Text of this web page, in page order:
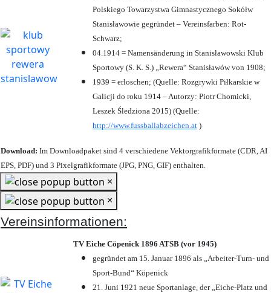
Polskiego Towarzystwa Gimnastycznego Sokółw
Stanisławowie gegründet – Vereinsfarben: Rot-
Schwarz;
04.1914 = Namensänderung in Stanisławowski Klub
Sportowy (S. K. S.) „Rewera“ Stanisławów von 1908;
1939 = erloschen; (Quelle: Rozgrywki Piłkarskie w
Galicji do roku 1914 – Autorzy: Piotr Chomicki,
Leszek Śledziona 2015) (Quelle:
http://www.fussballabzeichen.at )
Download: Im Downloadpaket sind 4 verschiedene Vektorgrafikformate (CDR, AI
EPS, PDF) und 3 Pixelgrafikformate (JPG, PNG, GIF) enthalten.
×
×
Vereinsinformationen:
TV Eiche Cöpenick 1896 ATSB (vor 1945)
gegründet am 15. Januar 1896 als „Arbeiter-Turn- und
Sport-Bund“ Köpenick
21. Juni 1921 neue Sportanlage, der „Eiche-Platz und